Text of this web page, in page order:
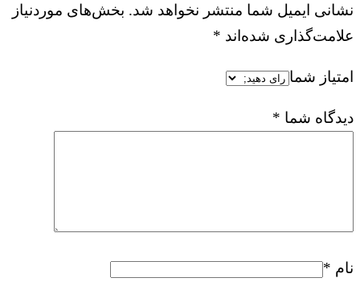
نشانی ایمیل شما منتشر نخواهد شد. بخش‌های موردنیاز
علامت‌گذاری شده‌اند *
امتیاز شما
دیدگاه شما *
نام *